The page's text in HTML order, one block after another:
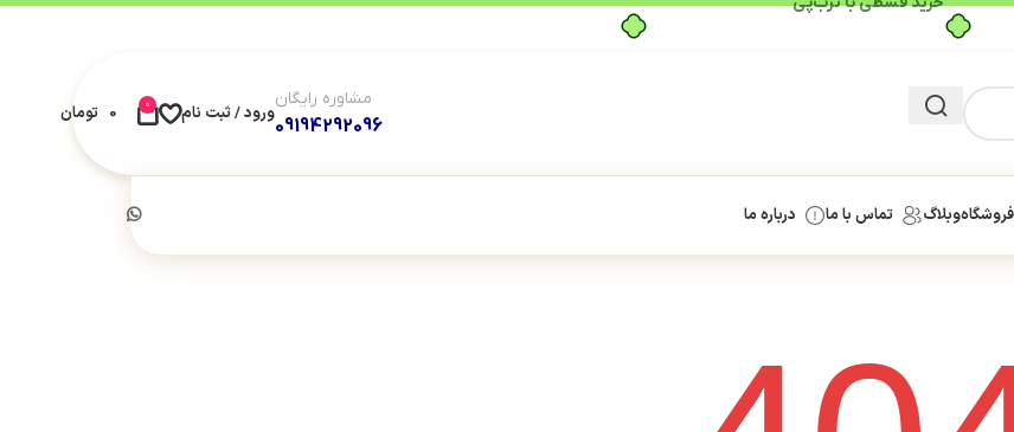
مشاوره رایگان
09194292096
ورود / ثبت نام 0
0 تومان
فروشگاهوبلاگ تماس با ما درباره ما